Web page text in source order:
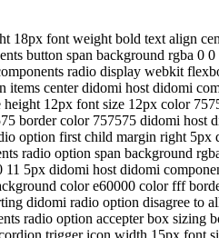
font weight bold text align
button span background rgba 0
radio display webkit
center didomi host didomi
12px font size 12px color
border color 757575 didomi host
option first child margin right
radio option span background
5px didomi host didomi
color e60000 color fff
didomi radio option disagree to
radio option accepter box sizing
trigger icon width 15px font